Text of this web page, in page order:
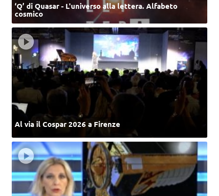
‘Q’ di Quasar - L'universo alla lettera. Alfabeto
cosmico
Al via il Cospar 2026 a Firenze